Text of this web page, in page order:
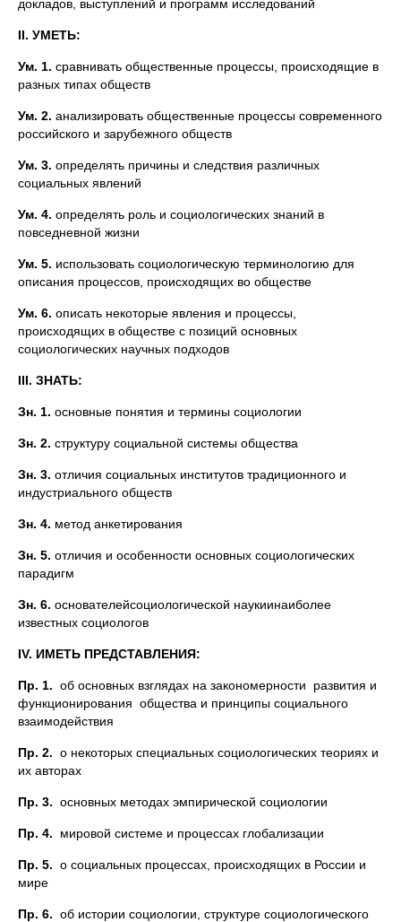
докладов, выступлений и программ исследований
II. УМЕТЬ:
Ум. 1. сравнивать общественные процессы, происходящие в
разных типах обществ
Ум. 2. анализировать общественные процессы современного
российского и зарубежного обществ
Ум. 3. определять причины и следствия различных
социальных явлений
Ум. 4. определять роль и социологических знаний в
повседневной жизни
Ум. 5. использовать социологическую терминологию для
описания процессов, происходящих во обществе
Ум. 6. описать некоторые явления и процессы,
происходящих в обществе с позиций основных
социологических научных подходов
III. ЗНАТЬ:
Зн. 1. основные понятия и термины социологии
Зн. 2. структуру социальной системы общества
Зн. 3. отличия социальных институтов традиционного и
индустриального обществ
Зн. 4. метод анкетирования
Зн. 5. отличия и особенности основных социологических
парадигм
Зн. 6. основателейсоциологической наукиинаиболее
известных социологов
IV. ИМЕТЬ ПРЕДСТАВЛЕНИЯ:
Пр. 1. об основных взглядах на закономерности развития и
функционирования общества и принципы социального
взаимодействия
Пр. 2. о некоторых специальных социологических теориях и
их авторах
Пр. 3. основных методах эмпирической социологии
Пр. 4. мировой системе и процессах глобализации
Пр. 5. о социальных процессах, происходящих в России и
мире
Пр. 6. об истории социологии, структуре социологического